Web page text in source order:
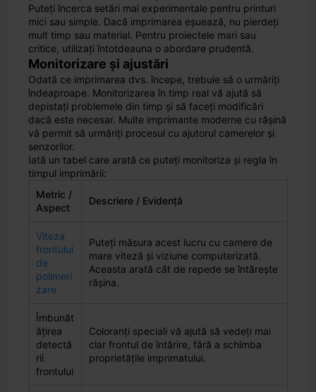
Puteți încerca setări mai experimentale pentru printuri
mici sau simple. Dacă imprimarea eșuează, nu pierdeți
mult timp sau material. Pentru proiectele mari sau
critice, utilizați întotdeauna o abordare prudentă.
Monitorizare și ajustări
Odată ce imprimarea dvs. începe, trebuie să o urmăriți
îndeaproape. Monitorizarea în timp real vă ajută să
depistați problemele din timp și să faceți modificări
dacă este necesar. Multe imprimante moderne cu rășină
vă permit să urmăriți procesul cu ajutorul camerelor și
senzorilor.
Iată un tabel care arată ce puteți monitoriza și regla în
timpul imprimării:
Metric /
Aspect
Descriere / Evidență
Viteza
frontului
de
polimeri
zare
Puteți măsura acest lucru cu camere de
mare viteză și viziune computerizată.
Aceasta arată cât de repede se întărește
rășina.
Îmbunăt
ățirea
detectă
rii
frontului
Coloranți speciali vă ajută să vedeți mai
clar frontul de întărire, fără a schimba
proprietățile imprimatului.